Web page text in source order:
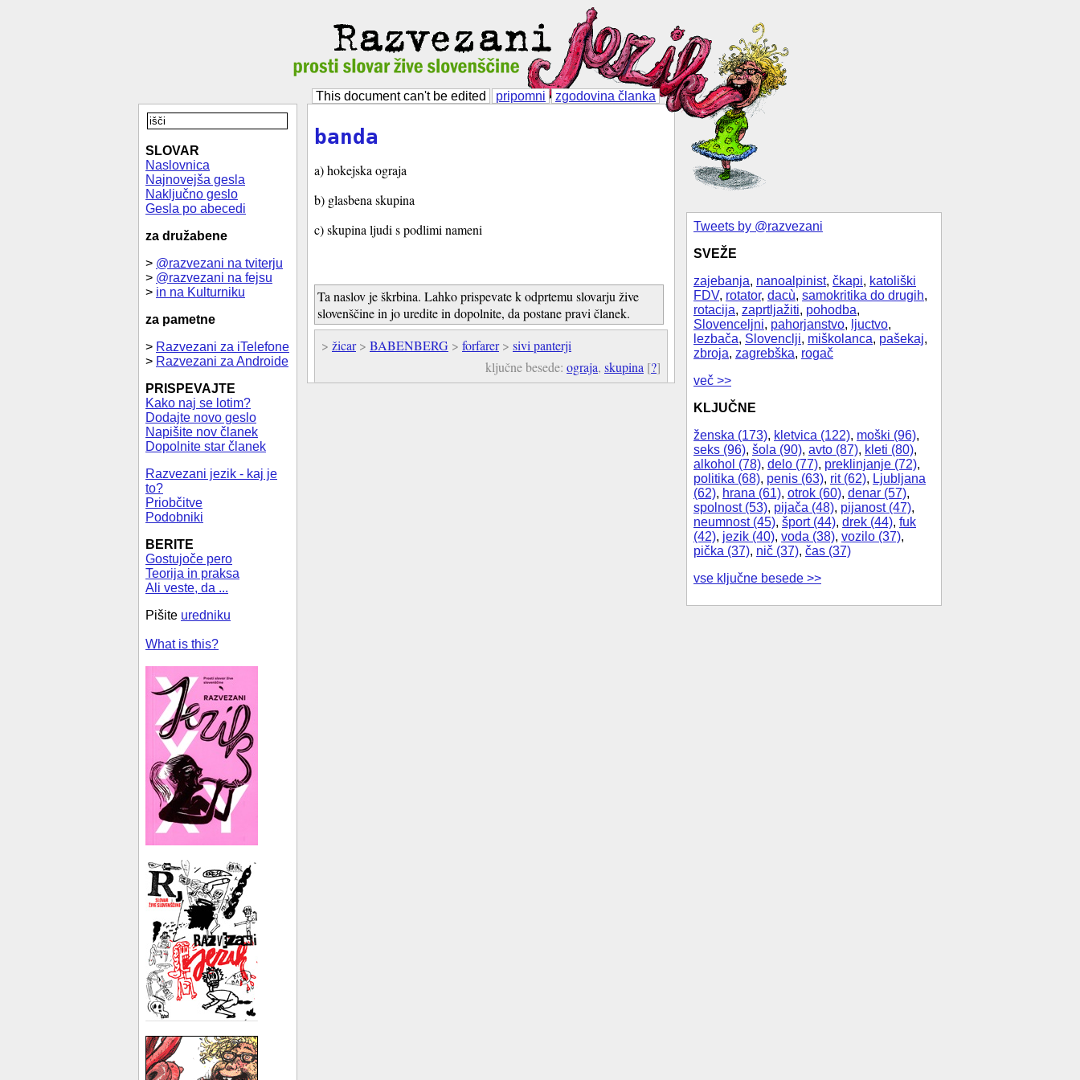
This document can't be edited pripomni zgodovina članka
Tweets by @razvezani
SVEŽE
zajebanja, nanoalpinist, čkapi, katoliški
FDV, rotator, dacù, samokritika do drugih,
rotacija, zaprtljažiti, pohodba,
Slovenceljni, pahorjanstvo, ljuctvo,
lezbača, Slovenclji, miškolanca, pašekaj,
zbroja, zagrebška, rogač
več >>
KLJUČNE
ženska (173), kletvica (122), moški (96),
seks (96), šola (90), avto (87), kleti (80),
alkohol (78), delo (77), preklinjanje (72),
politika (68), penis (63), rit (62), Ljubljana
(62), hrana (61), otrok (60), denar (57),
spolnost (53), pijača (48), pijanost (47),
neumnost (45), šport (44), drek (44), fuk
(42), jezik (40), voda (38), vozilo (37),
pička (37), nič (37), čas (37)
vse ključne besede >>
SLOVAR
Naslovnica
Najnovejša gesla
Naključno geslo
Gesla po abecedi
za družabene
> @razvezani na tviterju
> @razvezani na fejsu
> in na Kulturniku
za pametne
> Razvezani za iTelefone
> Razvezani za Androide
PRISPEVAJTE
Kako naj se lotim?
Dodajte novo geslo
Napišite nov članek
Dopolnite star članek
Razvezani jezik - kaj je
to?
Priobčitve
Podobniki
BERITE
Gostujoče pero
Teorija in praksa
Ali veste, da ...
Pišite uredniku
What is this?
banda
a) hokejska ograja
b) glasbena skupina
c) skupina ljudi s podlimi nameni
Ta naslov je škrbina. Lahko prispevate k odprtemu slovarju žive
slovenščine in jo uredite in dopolnite, da postane pravi članek.
> žicar> BABENBERG > forfarer> sivi panterji
ključne besede: ograja, skupina [?]